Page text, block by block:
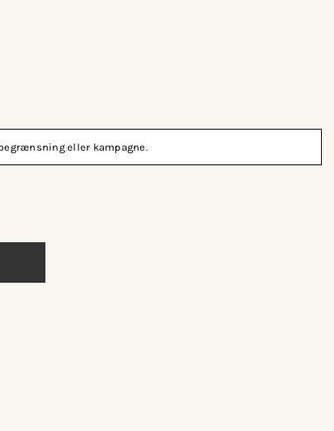
eller kampagne.